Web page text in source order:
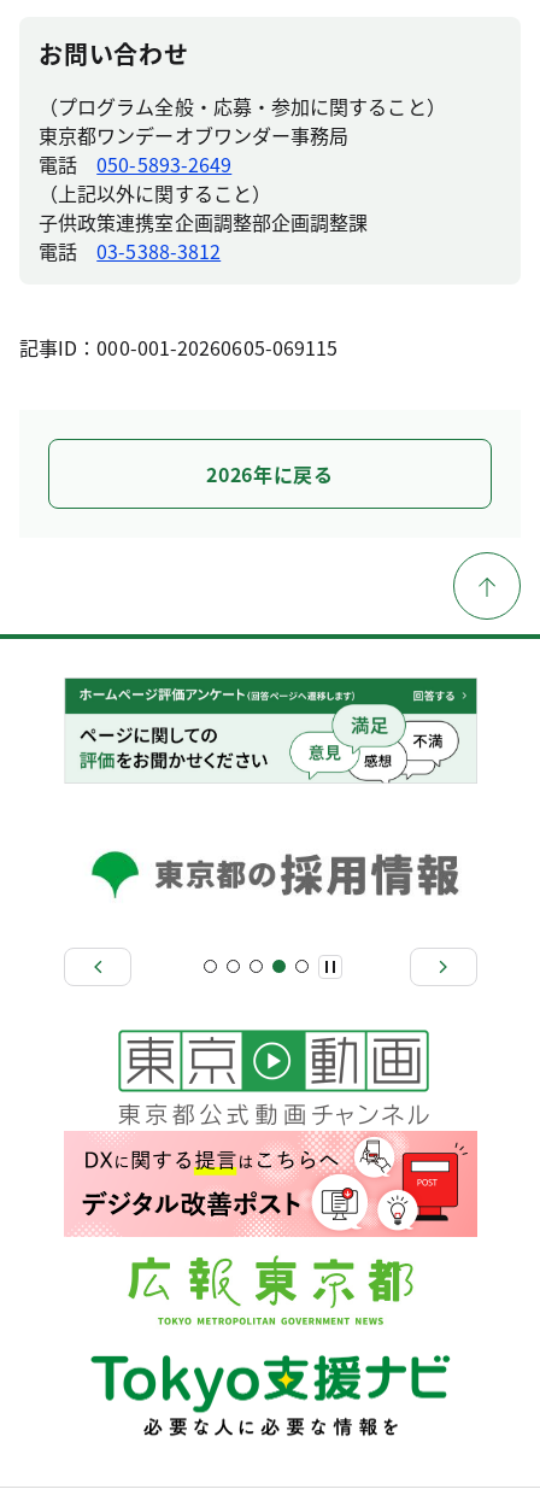
お問い合わせ
（プログラム全般・応募・参加に関すること）
東京都ワンデーオブワンダー事務局
電話050-5893-2649
（上記以外に関すること）
子供政策連携室企画調整部企画調整課
電話03-5388-3812
記事ID：000-001-20260605-069115
2026年に戻る